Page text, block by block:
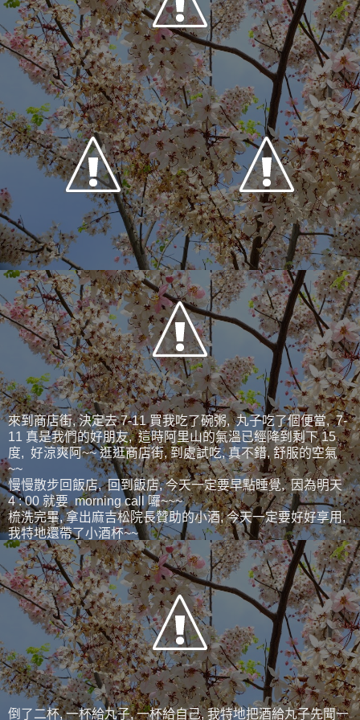
來到商店街, 決定去 7-11 買我吃了碗粥, 丸子吃了個便當, 7-
11 真是我們的好朋友, 這時阿里山的氣溫已經降到剩下 15
度, 好涼爽阿~~ 逛逛商店街, 到處試吃, 真不錯, 舒服的空氣
~~
慢慢散步回飯店, 回到飯店, 今天一定要早點睡覺, 因為明天
4 : 00 就要 morning call 囉~~~
梳洗完畢, 拿出麻吉松院長贊助的小酒, 今天一定要好好享用,
我特地還帶了小酒杯~~
倒了二杯, 一杯給丸子, 一杯給自己, 我特地把酒給丸子先聞一